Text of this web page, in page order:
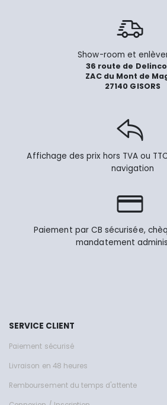
Show-room et
36 route de
ZAC du Mont de
27140 GISORS
Affichage des prix hors TVA ou
navigation
Paiement par CB sécurisée,
mandatement
SERVICE CLIENT
Paiement sécurisé
Livraison en 48 heures
Remboursement du temps d'attente